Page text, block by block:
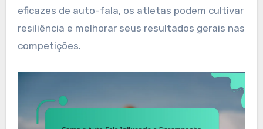
eficazes de auto-fala, os atletas podem cultivar
resiliência e melhorar seus resultados gerais nas
competições.